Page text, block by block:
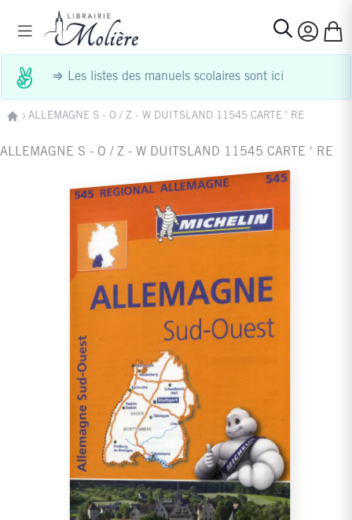
Allez au contenu
Basculer la navigation Mon
⇒ Les listes des manuels scolaires sont ici
ALLEMAGNE S - O / Z - W DUITSLAND 11545 CARTE ' RE
ALLEMAGNE S - O / Z - W DUITSLAND 11545 CARTE ' RE